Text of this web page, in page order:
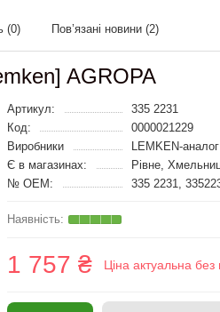
(0) Пов’язані новини (2)
AGROPA
Артикул:
335 2231
Код:
0000021229
Виробники
LEMKEN-аналог
Є в магазинах:
Рівне,
№ OEM:
335 2231,
1 757 ₴ Ціна актуальна без